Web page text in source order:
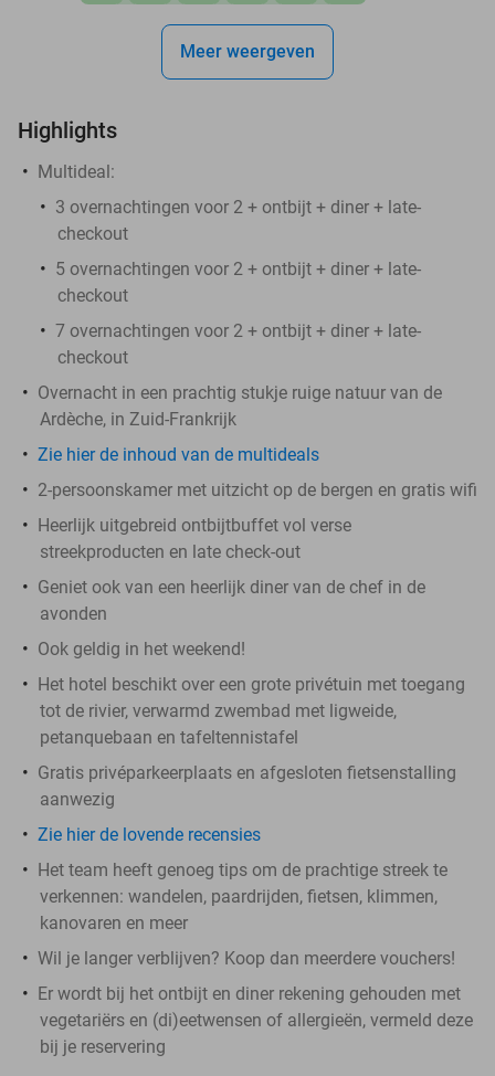
Meer weergeven
Highlights
Multideal:
3 overnachtingen voor 2 + ontbijt + diner + late-
checkout
5 overnachtingen voor 2 + ontbijt + diner + late-
checkout
7 overnachtingen voor 2 + ontbijt + diner + late-
checkout
Overnacht in een prachtig stukje ruige natuur van de
Ardèche, in Zuid-Frankrijk
Zie hier de inhoud van de multideals
2-persoonskamer met uitzicht op de bergen en gratis wifi
Heerlijk uitgebreid ontbijtbuffet vol verse
streekproducten en late check-out
Geniet ook van een heerlijk diner van de chef in de
avonden
Ook geldig in het weekend!
Het hotel beschikt over een grote privétuin met toegang
tot de rivier, verwarmd zwembad met ligweide,
petanquebaan en tafeltennistafel
Gratis privéparkeerplaats en afgesloten fietsenstalling
aanwezig
Zie hier de lovende recensies
Het team heeft genoeg tips om de prachtige streek te
verkennen: wandelen, paardrijden, fietsen, klimmen,
kanovaren en meer
Wil je langer verblijven? Koop dan meerdere vouchers!
Er wordt bij het ontbijt en diner rekening gehouden met
vegetariërs en (di)eetwensen of allergieën, vermeld deze
bij je reservering